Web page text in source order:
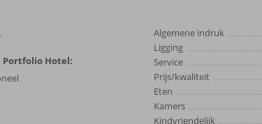
Portfolio Hotel:
Algemene indruk
Ligging
Service
Prijs/kwaliteit
Eten
Kamers
Kindvriendelijk